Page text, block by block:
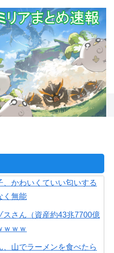
、かわいくていい匂いする
く無能
スさん（資産約43兆7700億
ｗｗｗ
、山でラーメンを食べたら